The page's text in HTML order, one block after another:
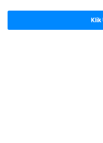
Klik